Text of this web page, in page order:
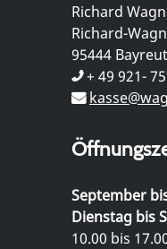
Richard
Richard-
95444
+ 49 921-
September
Dienstag bis
10.00 bis